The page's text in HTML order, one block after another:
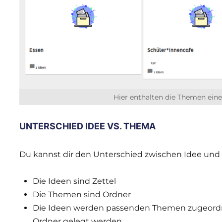
Hier enthalten die Themen
UNTERSCHIED IDEE VS. THEMA
Du kannst dir den Unterschied zwischen Idee und
Die Ideen sind Zettel
Die Themen sind Ordner
Die Ideen werden passenden Themen